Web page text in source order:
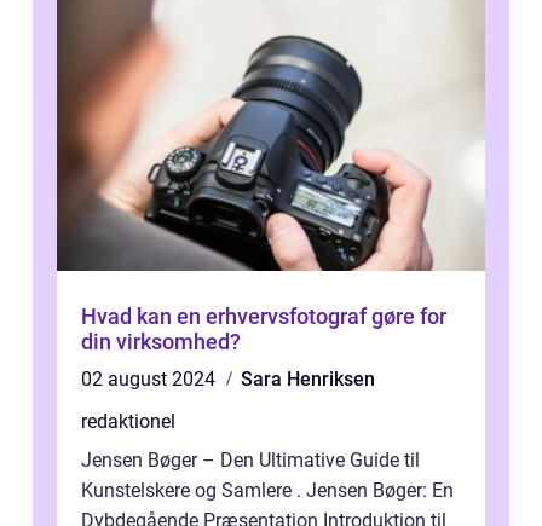
Hvad kan en erhvervsfotograf gøre for
din virksomhed?
02 august 2024
Sara Henriksen
redaktionel
Jensen Bøger – Den Ultimative Guide til
Kunstelskere og Samlere . Jensen Bøger: En
Dybdegående Præsentation Introduktion til